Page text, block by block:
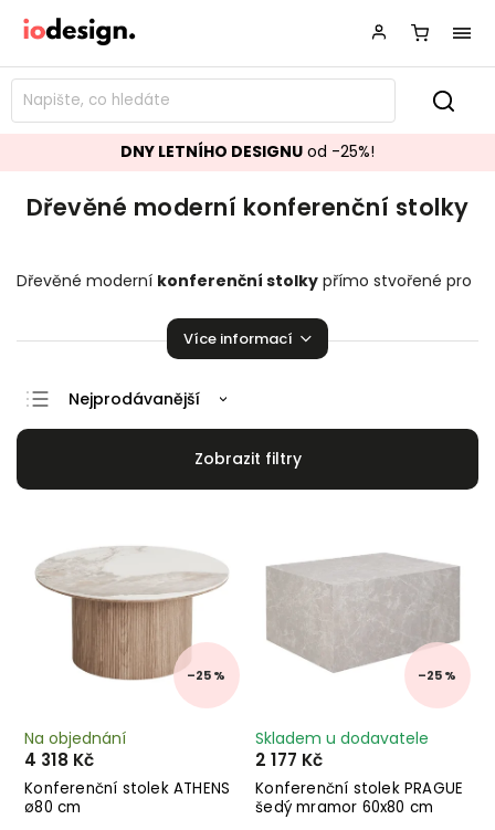
DNY LETNÍHO DESIGNU od -25%!
Dřevěné moderní konferenční stolky
Dřevěné moderní konferenční stolky přímo stvořené pro
pozvednou úroveň vašeho domova.
Více informací
Doporučujeme
Nejprodávanější
–25 %
Konferenční stolek ATHENS
ø80 cm
Na objednání
4 318 Kč
–25 %
Konferenční stolek PRAGUE
šedý mramor 60x80 cm
Skladem u dodavatele
2 177 Kč